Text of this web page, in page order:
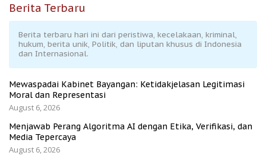
Berita Terbaru
Berita terbaru hari ini dari peristiwa, kecelakaan, kriminal,
hukum, berita unik, Politik, dan liputan khusus di Indonesia
dan Internasional.
Mewaspadai Kabinet Bayangan: Ketidakjelasan Legitimasi
Moral dan Representasi
August 6, 2026
Menjawab Perang Algoritma AI dengan Etika, Verifikasi, dan
Media Tepercaya
August 6, 2026